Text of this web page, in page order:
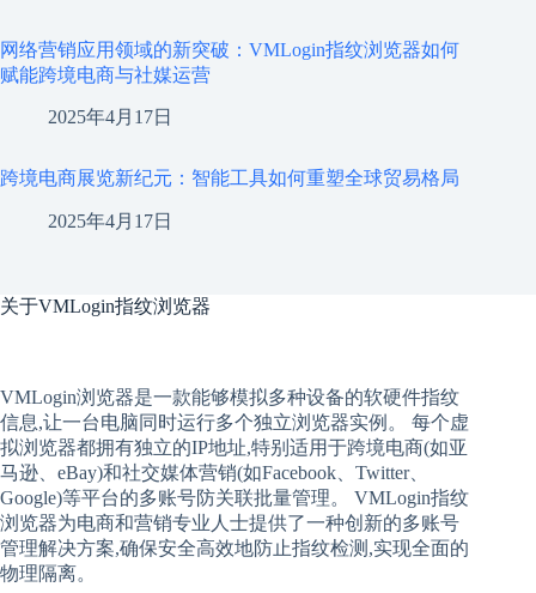
网络营销应用领域的新突破：VMLogin指纹浏览器如何
赋能跨境电商与社媒运营
2025年4月17日
跨境电商展览新纪元：智能工具如何重塑全球贸易格局
2025年4月17日
关于VMLogin指纹浏览器
VMLogin浏览器是一款能够模拟多种设备的软硬件指纹
信息,让一台电脑同时运行多个独立浏览器实例。 每个虚
拟浏览器都拥有独立的IP地址,特别适用于跨境电商(如亚
马逊、eBay)和社交媒体营销(如Facebook、Twitter、
Google)等平台的多账号防关联批量管理。 VMLogin指纹
浏览器为电商和营销专业人士提供了一种创新的多账号
管理解决方案,确保安全高效地防止指纹检测,实现全面的
物理隔离。